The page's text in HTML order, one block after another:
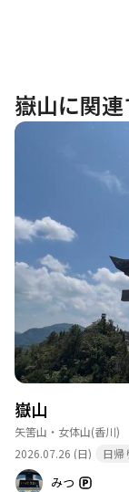
嶽山に関
嶽山
矢筈山・女体山(香川)
2026.07.26 (日)
日帰
みつ